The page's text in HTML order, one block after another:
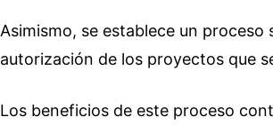
Asimismo, se establece un
autorización de los proyectos que
Los beneficios de este proceso